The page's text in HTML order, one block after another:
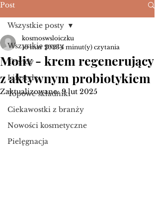
Post
Wszystkie posty
Trendy
Lifestyle
Topowe składniki
Ciekawostki z branży
Nowości kosmetyczne
Pielęgnacja
Wszystkie posty
Moliv - krem regenerujący
z aktywnym probiotykiem
kosmoswsloiczku
16 mar 2023 4 minut(y) czytania
Zaktualizowano:9 lut 2025